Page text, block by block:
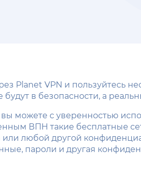
Planet VPN и пользуйтесь
в безопасности, а
можете с уверенностью
ВПН такие бесплатные
или любой другой
пароли и другая